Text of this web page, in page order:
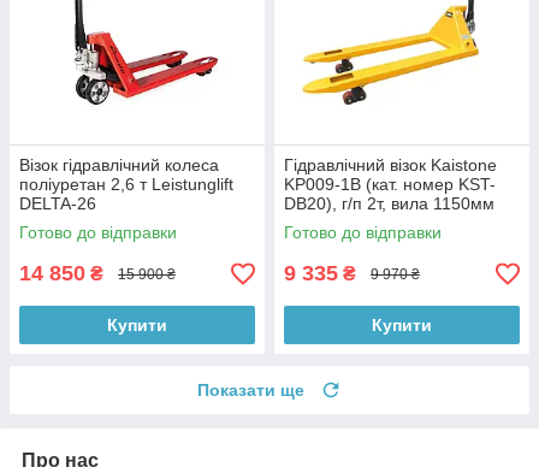
Візок гідравлічний колеса
поліуретан 2,6 т Leistunglift
DELTA-26
Готово до відправки
14 850 ₴ 15 900 ₴
Купити
Гідравлічний візок Kaistone
KP009-1B (кат. номер KST-
DB20), г/п 2т, вила 1150мм
Готово до відправки
9 335 ₴ 9 970 ₴
Купити
Показати ще
Про нас